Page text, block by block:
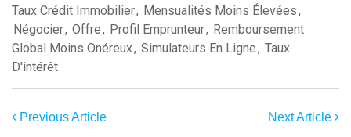
Taux Crédit Immobilier, Mensualités Moins Élevées,
Négocier, Offre, Profil Emprunteur, Remboursement
Global Moins Onéreux, Simulateurs En Ligne, Taux
D'intérêt
Previous Article Next Article